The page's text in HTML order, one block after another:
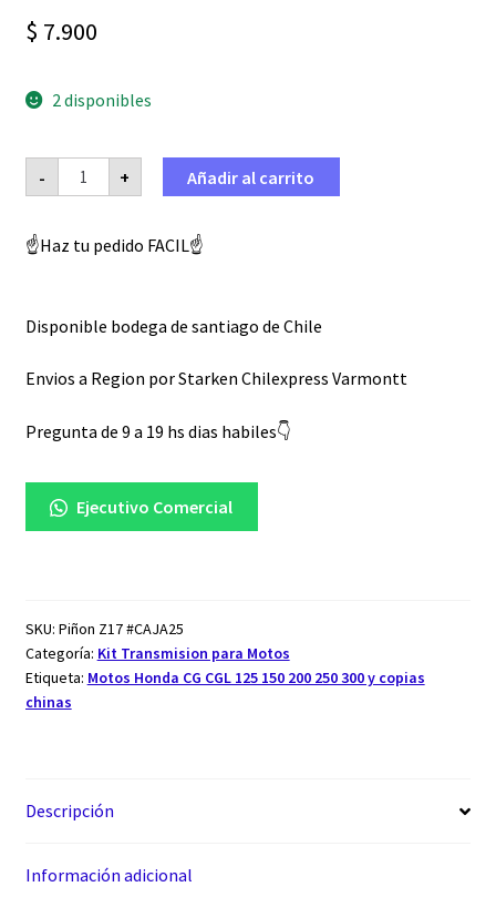
$ 7.900
2 disponibles
-
Piñon
ataque
Honda
CG
dientes
+ Añadir al carrito
☝️Haz tu pedido FACIL☝️
Disponible bodega de santiago de Chile
Envios a Region por Starken Chilexpress Varmontt
Pregunta de 9 a 19 hs dias habiles👇
Ejecutivo Comercial
SKU: Piñon Z17 #CAJA25
Categoría: Kit Transmision para Motos
Etiqueta: Motos Honda CG CGL 125 150 200 250 300 y copias
chinas
Descripción
Información adicional